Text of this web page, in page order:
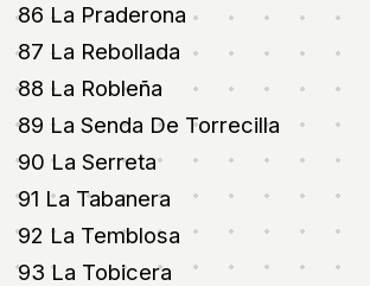
86 La Praderona
87 La Rebollada
88 La Robleña
89 La Senda De Torrecilla
90 La Serreta
91 La Tabanera
92 La Temblosa
93 La Tobicera